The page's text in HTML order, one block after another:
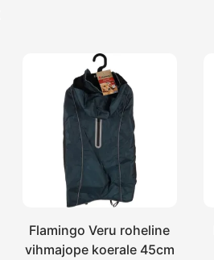
Flamingo Veru roheline
vihmajope koerale 45cm